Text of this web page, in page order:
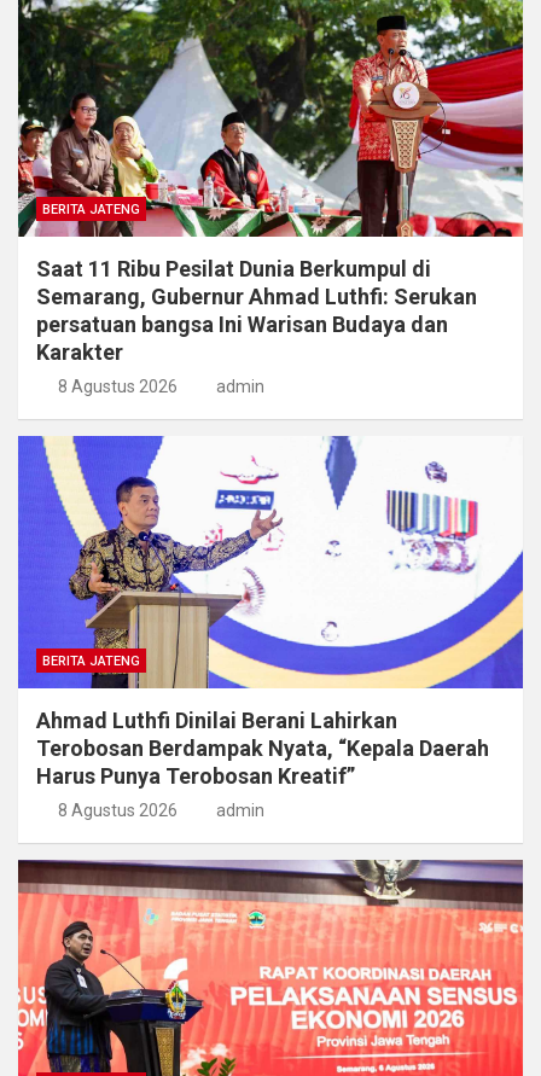
BERITA JATENG
Saat 11 Ribu Pesilat Dunia Berkumpul di
Semarang, Gubernur Ahmad Luthfi: Serukan
persatuan bangsa Ini Warisan Budaya dan
Karakter
8 Agustus 2026 admin
BERITA JATENG
Ahmad Luthfi Dinilai Berani Lahirkan
Terobosan Berdampak Nyata, “Kepala Daerah
Harus Punya Terobosan Kreatif”
8 Agustus 2026 admin